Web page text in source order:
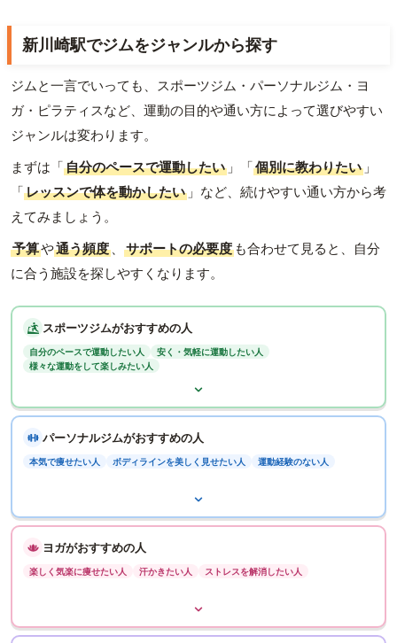
新川崎駅でジムをジャンルから探す
ジムと一言でいっても、スポーツジム・パーソナルジム・ヨ
ガ・ピラティスなど、運動の目的や通い方によって選びやすい
ジャンルは変わります。
まずは「自分のペースで運動したい 」「個別に教わりたい 」
「レッスンで体を動かしたい 」など、続けやすい通い方から考
えてみましょう。
予算や通う頻度 、 サポートの必要度 も合わせて見ると、自分
に合う施設を探しやすくなります。
スポーツジムがおすすめの人
自分のペースで運動したい人
安く・気軽に運動したい人
様々な運動をして楽しみたい人
パーソナルジムがおすすめの人
本気で痩せたい人 ボディラインを美しく見せたい人 運動経験のない人
ヨガがおすすめの人
楽しく気楽に痩せたい人 汗かきたい人 ストレスを解消したい人